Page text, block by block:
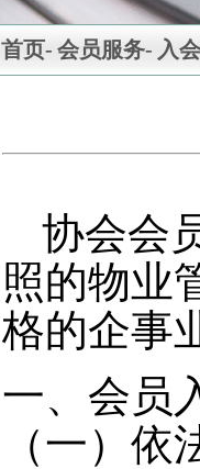
首页- 会员服务- 入
协会会
照的物业
格的企事
一、会员
（一）